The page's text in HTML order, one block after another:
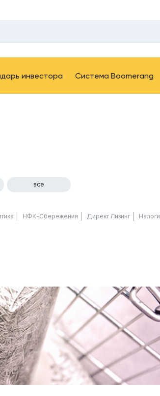
инвестора Система Boomerang
все
НФК-Сбережения Директ Лизинг Налоги